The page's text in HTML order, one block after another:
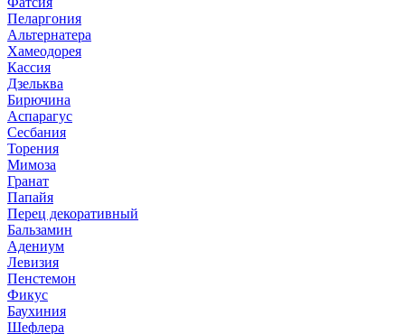
Пеларгония
Альтернатера
Хамеодорея
Кассия
Дзельква
Бирючина
Аспарагус
Сесбания
Торения
Мимоза
Гранат
Папайя
Перец декоративный
Бальзамин
Адениум
Левизия
Пенстемон
Фикус
Баухиния
Шефлера